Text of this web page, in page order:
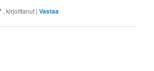
, kirjoittanut |Vastaa